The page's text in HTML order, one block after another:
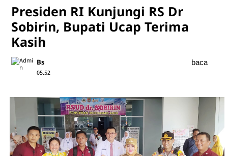
Presiden RI Kunjungi RS Dr
Sobirin, Bupati Ucap Terima
Kasih
Bs
05.52
baca